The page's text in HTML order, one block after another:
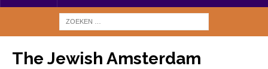
The Jewish Amsterdam